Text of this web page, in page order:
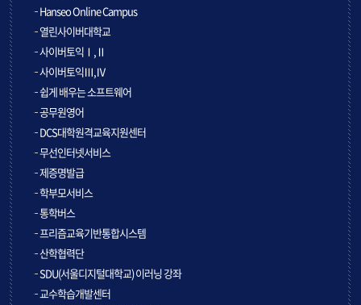
Hanseo Online Campus
열린사이버대학교
사이버토익Ⅰ,Ⅱ
사이버토익Ⅲ,Ⅳ
쉽게 배우는 소프트웨어
공무원영어
DCS대학원격교육지원센터
무선인터넷서비스
제증명발급
학부모서비스
통학버스
프리즘교육기반통합시스템
산학협력단
SDU(서울디지털대학교) 이러닝 강좌
교수학습개발센터